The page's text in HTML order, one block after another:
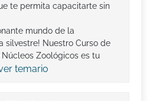
te permita capacitarte sin
mundo de la
silvestre! Nuestro Curso de
Zoológicos es tu
temario